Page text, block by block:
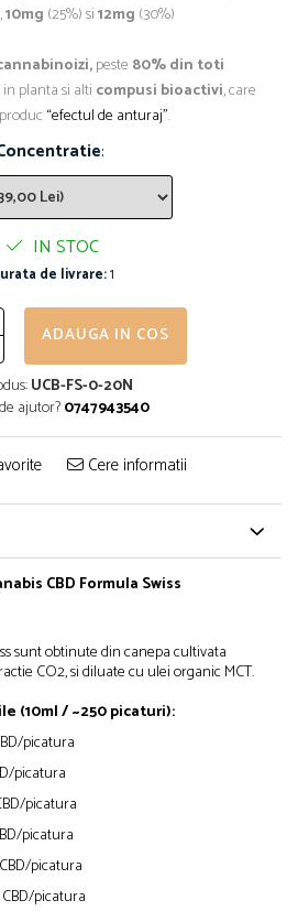
10mg (25%) si12mg (30%)
peste 80% din toti
planta si alti compusi bioactivi, care
“efectul de anturaj”.
:
IN STOC
de livrare:1
ADAUGA IN COS
UCB-FS-0-20N
ajutor?0747943540
Cere informatii
sunt obtinute din canepa cultivata
CO2, si diluate cu ulei organic MCT.
(10ml / ~250 picaturi):
picatura
picatura
picatura
picatura
picatura
CBD/picatura